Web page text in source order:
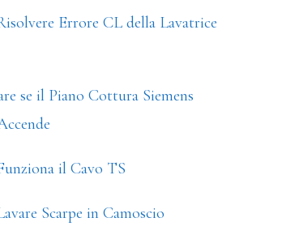
Errore CL della Lavatrice
se il Piano Cottura Siemens
il Cavo TS
Scarpe in Camoscio